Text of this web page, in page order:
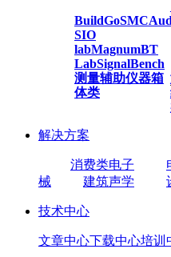
BuildGoSMC
SIO
labMagnumBT
LabSignalBench
测量辅助仪器箱
体类
解决方案
消费类电子
械
建筑声学
技术中心
文章中心下载中心培训